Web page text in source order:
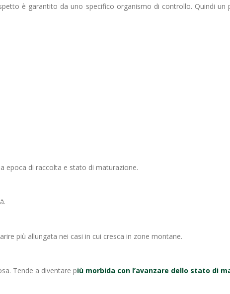
è garantito da uno specifico organismo di controllo. Quindi un
epoca di raccolta e stato di maturazione.
più allungata nei casi in cui cresca in zone montane.
Tende a diventare più morbida con l’avanzare dello stato di